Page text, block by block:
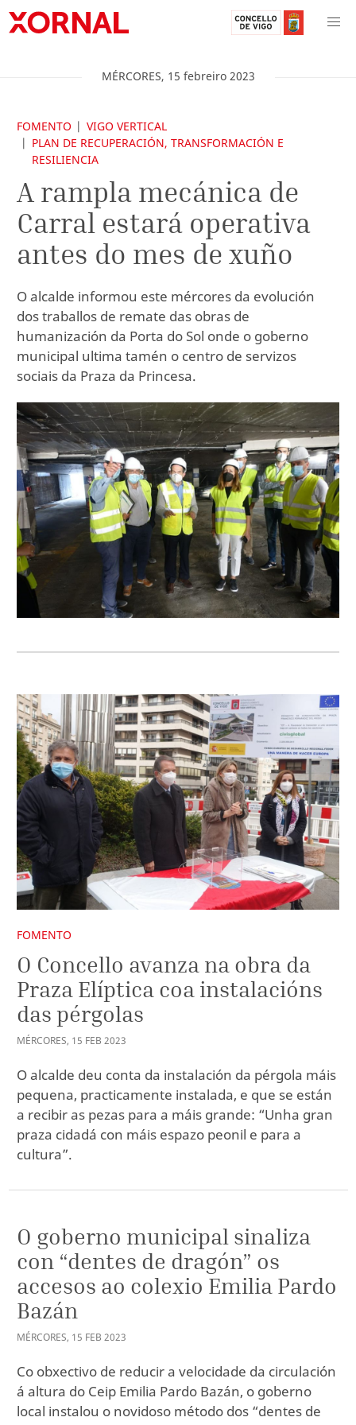
MÉRCORES, 15 febreiro 2023
FOMENTO
VIGO VERTICAL
PLAN DE RECUPERACIÓN, TRANSFORMACIÓN E
RESILIENCIA
A rampla mecánica de
Carral estará operativa
antes do mes de xuño
O alcalde informou este mércores da evolución
dos traballos de remate das obras de
humanización da Porta do Sol onde o goberno
municipal ultima tamén o centro de servizos
sociais da Praza da Princesa.
FOMENTO
O Concello avanza na obra da
Praza Elíptica coa instalacións
das pérgolas
MÉRCORES, 15 FEB 2023
O alcalde deu conta da instalación da pérgola máis
pequena, practicamente instalada, e que se están
a recibir as pezas para a máis grande: “Unha gran
praza cidadá con máis espazo peonil e para a
cultura”.
O goberno municipal sinaliza
con “dentes de dragón” os
accesos ao colexio Emilia Pardo
Bazán
MÉRCORES, 15 FEB 2023
Co obxectivo de reducir a velocidade da circulación
á altura do Ceip Emilia Pardo Bazán, o goberno
local instalou o novidoso método dos “dentes de